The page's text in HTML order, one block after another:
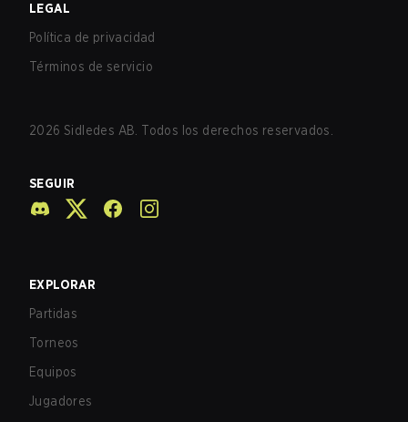
LEGAL
Política de privacidad
Términos de servicio
2026 Sidledes AB. Todos los derechos reservados.
SEGUIR
EXPLORAR
Partidas
Torneos
Equipos
Jugadores